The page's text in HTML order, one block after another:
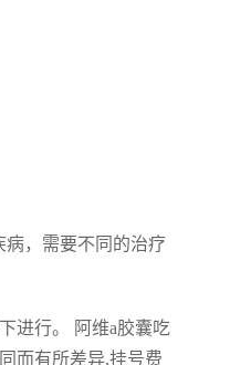
病，需要不同的治疗
进行。 阿维a胶囊吃
而有所差异,挂号费